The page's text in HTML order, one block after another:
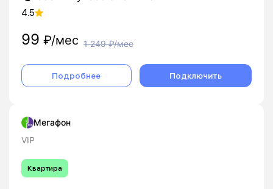
4.5
99 ₽/мес 1 249₽/мес
Подробнее Подключить
Мегафон
VIP
Квартира